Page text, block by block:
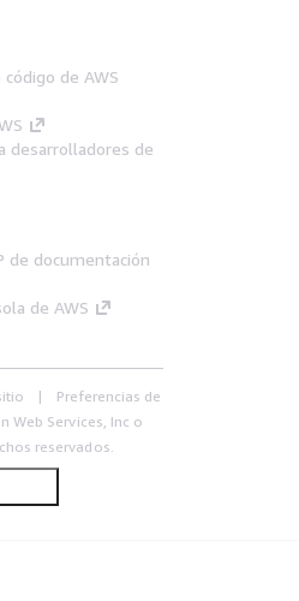
de AWS
desarrolladores de
de documentación
de AWS
Preferencias de
Web Services, Inc o
reservados.